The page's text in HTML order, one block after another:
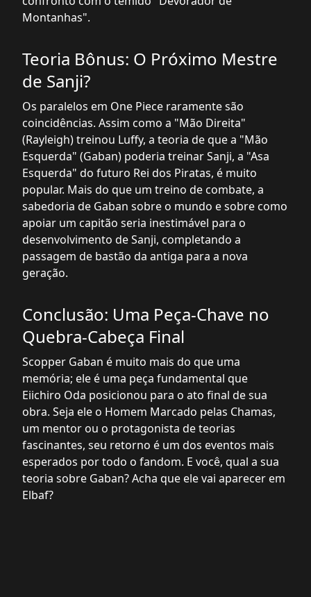
Montanhas".
Teoria Bônus: O Próximo Mestre
de Sanji?
Os paralelos em One Piece raramente são
coincidências. Assim como a "Mão Direita"
(Rayleigh) treinou Luffy, a teoria de que a "Mão
Esquerda" (Gaban) poderia treinar Sanji, a "Asa
Esquerda" do futuro Rei dos Piratas, é muito
popular. Mais do que um treino de combate, a
sabedoria de Gaban sobre o mundo e sobre como
apoiar um capitão seria inestimável para o
desenvolvimento de Sanji, completando a
passagem de bastão da antiga para a nova
geração.
Conclusão: Uma Peça-Chave no
Quebra-Cabeça Final
Scopper Gaban é muito mais do que uma
memória; ele é uma peça fundamental que
Eiichiro Oda posicionou para o ato final de sua
obra. Seja ele o Homem Marcado pelas Chamas,
um mentor ou o protagonista de teorias
fascinantes, seu retorno é um dos eventos mais
esperados por todo o fandom. E você, qual a sua
teoria sobre Gaban? Acha que ele vai aparecer em
Elbaf?